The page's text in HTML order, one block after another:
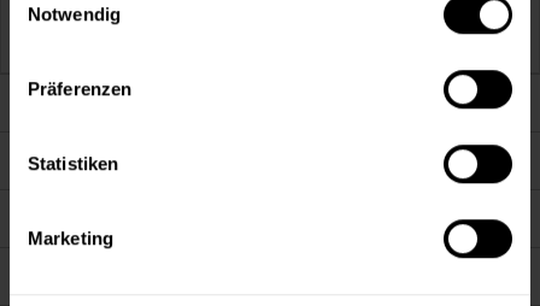
Notwendig
Präferenzen
Statistiken
Marketing
Versand innerhalb von 48h*
Persönliche Beratung unter +49 (0) 40 60 77 65 23
Darum sind wir Farbenkönig
Service